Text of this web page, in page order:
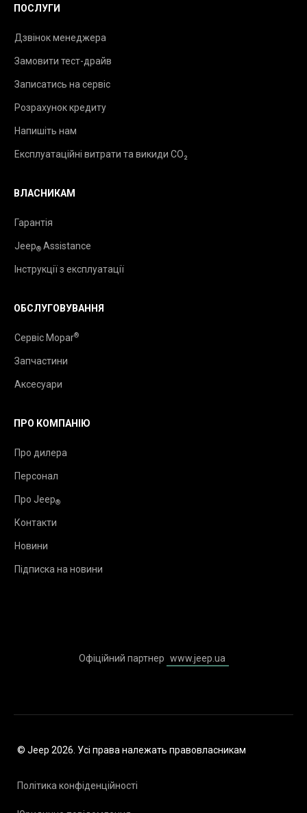
ПОСЛУГИ
Дзвінок менеджера
Замовити тест-драйв
Записатись на сервіс
Розрахунок кредиту
Напишіть нам
Експлуатаційні витрати та викиди CO₂
ВЛАСНИКАМ
Гарантія
Jeep® Assistance
Інструкції з експлуатації
ОБСЛУГОВУВАННЯ
Сервіс Mopar®
Запчастини
Аксесуари
ПРО КОМПАНІЮ
Про дилера
Персонал
Про Jeep®
Контакти
Новини
Підписка на новини
Офіційний партнер www.jeep.ua
© Jeep 2026. Усі права належать правовласникам
Політика конфіденційності